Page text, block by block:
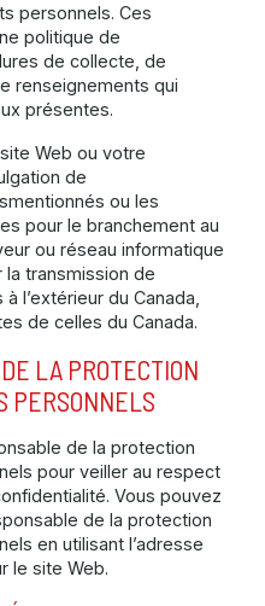
personnels. Ces
politique de
de collecte, de
renseignements qui
présentes.
Web ou votre
de
ou les
pour le branchement au
ou réseau informatique
transmission de
l’extérieur du Canada,
de celles du Canada.
LA PROTECTION
PERSONNELS
de la protection
pour veiller au respect
Vous pouvez
de la protection
en utilisant l’adresse
le site Web.